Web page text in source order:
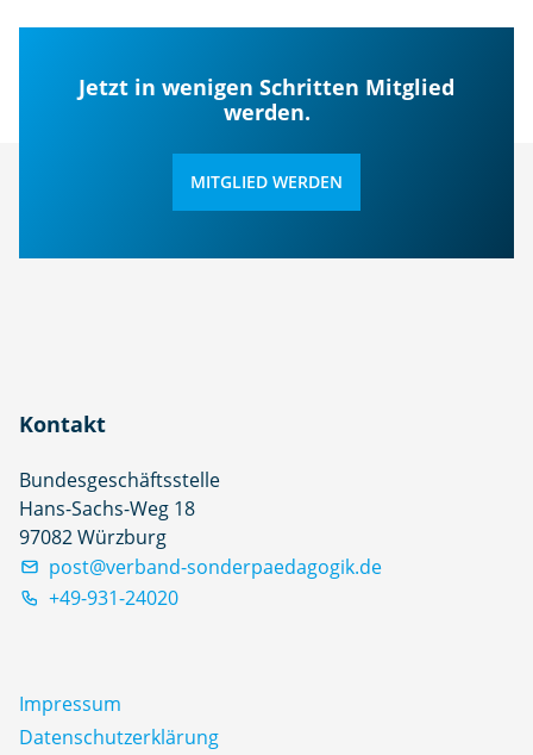
Jetzt in wenigen Schritten Mitglied
werden.
MITGLIED WERDEN
Kontakt
Bundesgeschäftsstelle
Hans-Sachs-Weg 18
97082 Würzburg
post@verband-sonderpaedagogik.de
+49-931-24020
Impressum
Datenschutz­erklärung